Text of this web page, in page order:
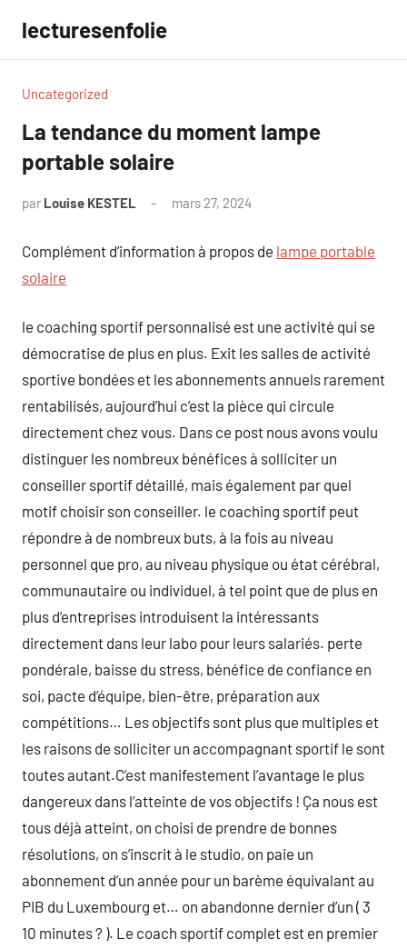
contenu
lecturesenfolie
Uncategorized
La tendance du moment lampe
portable solaire
par Louise KESTEL mars 27, 2024
Complément d’information à propos de lampe portable
solaire
le coaching sportif personnalisé est une activité qui se
démocratise de plus en plus. Exit les salles de activité
sportive bondées et les abonnements annuels rarement
rentabilisés, aujourd’hui c’est la pièce qui circule
directement chez vous. Dans ce post nous avons voulu
distinguer les nombreux bénéfices à solliciter un
conseiller sportif détaillé, mais également par quel
motif choisir son conseiller. le coaching sportif peut
répondre à de nombreux buts, à la fois au niveau
personnel que pro, au niveau physique ou état cérébral,
communautaire ou individuel, à tel point que de plus en
plus d’entreprises introduisent la intéressants
directement dans leur labo pour leurs salariés. perte
pondérale, baisse du stress, bénéfice de confiance en
soi, pacte d’équipe, bien-être, préparation aux
compétitions… Les objectifs sont plus que multiples et
les raisons de solliciter un accompagnant sportif le sont
toutes autant.C’est manifestement l’avantage le plus
dangereux dans l’atteinte de vos objectifs ! Ça nous est
tous déjà atteint, on choisi de prendre de bonnes
résolutions, on s’inscrit à le studio, on paie un
abonnement d’un année pour un barème équivalant au
PIB du Luxembourg et… on abandonne dernier d’un ( 3
10 minutes ? ). Le coach sportif complet est en premier